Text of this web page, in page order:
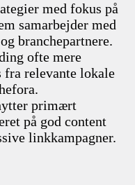
med fokus på
samarbejder med
branchepartnere.
ofte mere
relevante lokale
primært
på god content
linkkampagner.